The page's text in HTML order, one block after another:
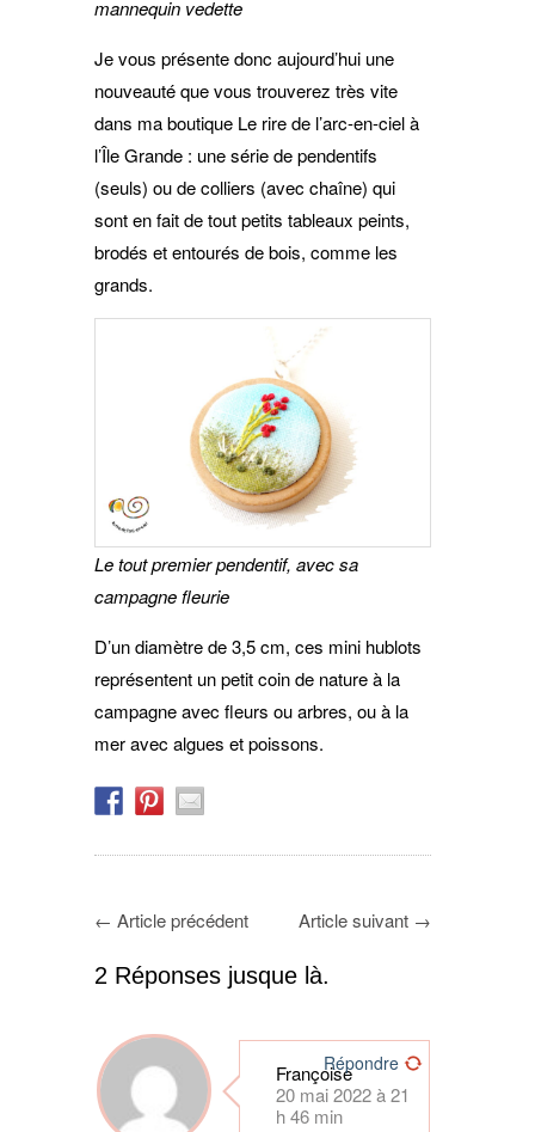
mannequin vedette
Je vous présente donc aujourd’hui une
nouveauté que vous trouverez très vite
dans ma boutique Le rire de l’arc-en-ciel à
l’Île Grande : une série de pendentifs
(seuls) ou de colliers (avec chaîne) qui
sont en fait de tout petits tableaux peints,
brodés et entourés de bois, comme les
grands.
Le tout premier pendentif, avec sa
campagne fleurie
D’un diamètre de 3,5 cm, ces mini hublots
représentent un petit coin de nature à la
campagne avec fleurs ou arbres, ou à la
mer avec algues et poissons.
← Article précédent Article suivant →
2 Réponses jusque là.
Françoise
20 mai 2022 à 21
h 46 min
Répondre